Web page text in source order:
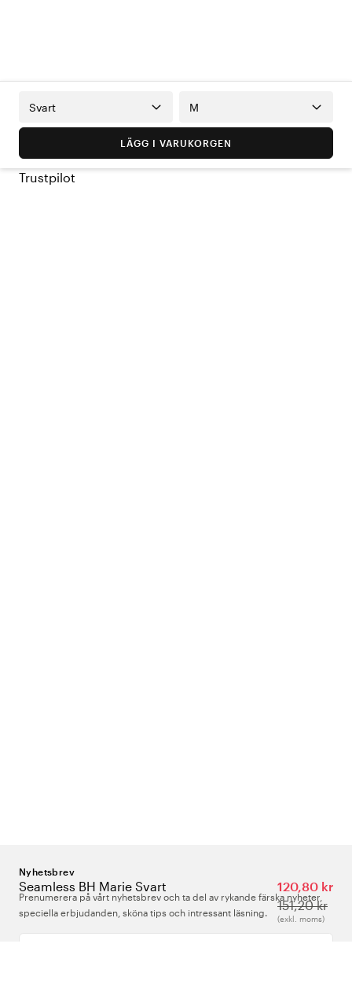
Seamless BH Marie Svart
120,80 kr
151,20 kr
(exkl. moms)
Svart M
LÄGG I VARUKORGEN
Trustpilot
Nyhetsbrev
Prenumerera på vårt nyhetsbrev och ta del av rykande färska nyheter,
speciella erbjudanden, sköna tips och intressant läsning.
Ange din e-postadress